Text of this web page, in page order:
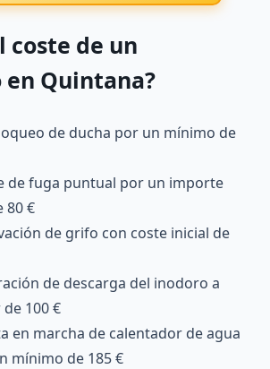
coste de un
Quintana?
de ducha por un mínimo de
de fuga puntual por un importe
80 €
de grifo con coste inicial de
de descarga del inodoro a
100 €
en marcha de calentador de agua
mínimo de 185 €